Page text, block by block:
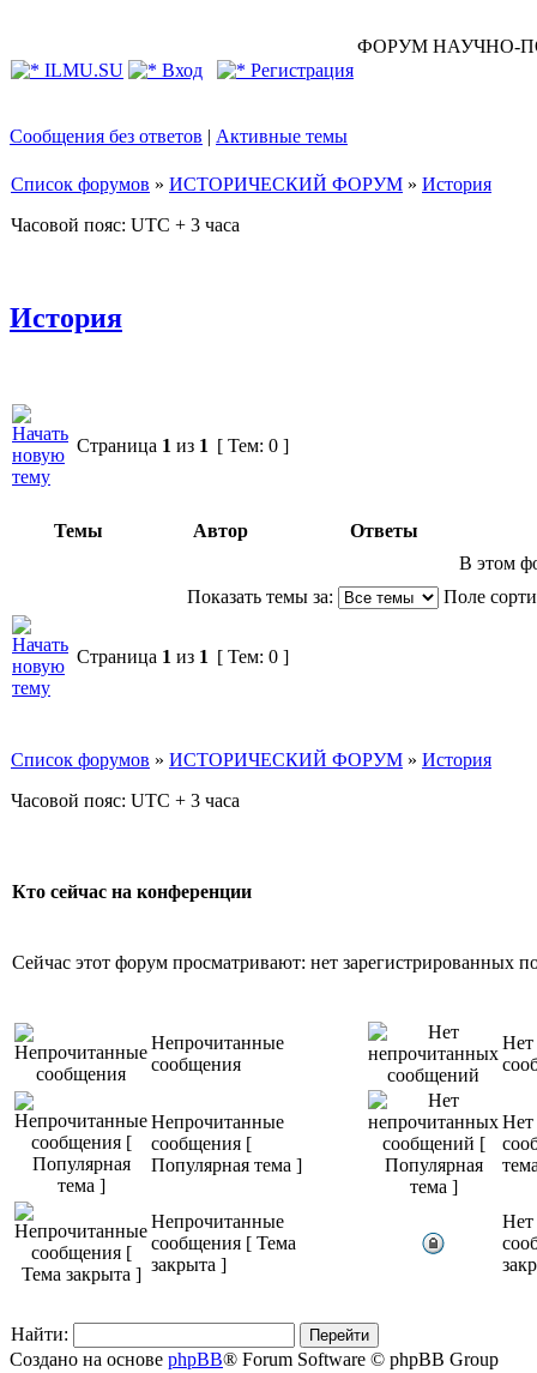
ФОРУМ НАУЧНО-
ILMU.SU
Вход Регистрация
Сообщения без ответов | Активные темы
Список форумов » ИСТОРИЧЕСКИЙ ФОРУМ » История
Часовой пояс: UTC + 3 часа
История
Страница 1 из 1 [ Тем: 0 ]
Темы Автор
Ответы
В этом
Показать темы за:
Поле
Страница 1 из 1 [ Тем: 0 ]
Список форумов » ИСТОРИЧЕСКИЙ ФОРУМ » История
Часовой пояс: UTC + 3 часа
Кто сейчас на конференции
Сейчас этот форум просматривают: нет зарегистрированных
Непрочитанные
сообщения
Нет
Непрочитанные
сообщения [
Популярная тема ]
Нет
Непрочитанные
сообщения [ Тема
закрыта ]
Нет
Найти:
Создано на основе phpBB® Forum Software © phpBB Group